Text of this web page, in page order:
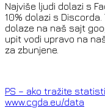
Najviše ljudi dolazi s
10% dolazi s
dolaze na naš sajt
upit vodi upravo na
za zbunjene.
PS – ako tražite
www.cgda.eu/data